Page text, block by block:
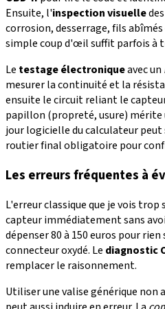
Ensuite, l'inspection visuelle
corrosion, desserrage, fils abîmés
simple coup d'œil suffit parfois à
Le testage électroniqueavec un
mesurer la continuité et la
ensuite le circuit reliant le
papillon (propreté, usure) mérite
jour logicielle du calculateur peut
routier final obligatoire pour
Les erreurs fréquentes à
L'erreur classique que je vois
capteur immédiatement sans
dépenser 80 à 150 euros pour
connecteur oxydé. Le diagnostic
remplacer le raisonnement.
Utiliser une valise générique non